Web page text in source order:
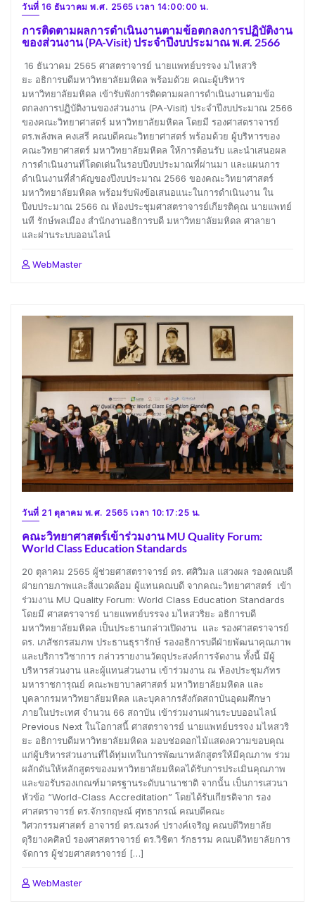
วันที่ 16 ธันวาคม พ.ศ. 2565 เวลา 14:00:00 น.
การติดตามผลการดำเนินงานตามข้อตกลงการปฏิบัติงาน
ของส่วนงาน (PA-Visit) ประจำปีงบประมาณ พ.ศ. 2566
16 ธันวาคม 2565 ศาสตราจารย์ นายแพทย์บรรจง มไหสวริ
ยะ อธิการบดีมหาวิทยาลัยมหิดล พร้อมด้วย คณะผู้บริหาร
มหาวิทยาลัยมหิดล เข้ารับฟังการติดตามผลการดำเนินงานตามข้อ
ตกลงการปฏิบัติงานของส่วนงาน (PA-Visit) ประจำปีงบประมาณ 2566
ของคณะวิทยาศาสตร์ มหาวิทยาลัยมหิดล โดยมี รองศาสตราจารย์
ดร.พลังพล คงเสรี คณบดีคณะวิทยาศาสตร์ พร้อมด้วย ผู้บริหารของ
คณะวิทยาศาสตร์ มหาวิทยาลัยมหิดล ให้การต้อนรับ และนำเสนอผล
การดำเนินงานที่โดดเด่นในรอบปีงบประมาณที่ผ่านมา และแผนการ
ดำเนินงานที่สำคัญของปีงบประมาณ 2566 ของคณะวิทยาศาสตร์
มหาวิทยาลัยมหิดล พร้อมรับฟังข้อเสนอแนะในการดำเนินงาน ใน
ปีงบประมาณ 2566 ณ ห้องประชุมศาสตราจารย์เกียรติคุณ นายแพทย์
นที รักษ์พลเมือง สำนักงานอธิการบดี มหาวิทยาลัยมหิดล ศาลายา
และผ่านระบบออนไลน์
WebMaster
วันที่ 21 ตุลาคม พ.ศ. 2565 เวลา 10:17:25 น.
คณะวิทยาศาสตร์เข้าร่วมงาน MU Quality Forum:
World Class Education Standards
20 ตุลาคม 2565 ผู้ช่วยศาสตราจารย์ ดร. ศศิวิมล แสวงผล รองคณบดี
ฝ่ายกายภาพและสิ่งแวดล้อม ผู้แทนคณบดี จากคณะวิทยาศาสตร์ เข้า
ร่วมงาน MU Quality Forum: World Class Education Standards
โดยมี ศาสตราจารย์ นายแพทย์บรรจง มไหสวริยะ อธิการบดี
มหาวิทยาลัยมหิดล เป็นประธานกล่าวเปิดงาน และ รองศาสตราจารย์
ดร. เภสัชกรสมภพ ประธานธุรารักษ์ รองอธิการบดีฝ่ายพัฒนาคุณภาพ
และบริการวิชาการ กล่าวรายงานวัตถุประสงค์การจัดงาน ทั้งนี้ มีผู้
บริหารส่วนงาน และผู้แทนส่วนงาน เข้าร่วมงาน ณ ห้องประชุมภัทร
มหาราชการุณย์ คณะพยาบาลศาสตร์ มหาวิทยาลัยมหิดล และ
บุคลากรมหาวิทยาลัยมหิดล และบุคลากรสังกัดสถาบันอุดมศึกษา
ภายในประเทศ จำนวน 66 สถาบัน เข้าร่วมงานผ่านระบบออนไลน์
Previous Next ในโอกาสนี้ ศาสตราจารย์ นายแพทย์บรรจง มไหสวริ
ยะ อธิการบดีมหาวิทยาลัยมหิดล มอบช่อดอกไม้แสดงความขอบคุณ
แก่ผู้บริหารส่วนงานที่ได้ทุ่มเทในการพัฒนาหลักสูตรให้มีคุณภาพ ร่วม
ผลักดันให้หลักสูตรของมหาวิทยาลัยมหิดลได้รับการประเมินคุณภาพ
และขอรับรองเกณฑ์มาตรฐานระดับนานาชาติ จากนั้น เป็นการเสวนา
หัวข้อ “World-Class Accreditation” โดยได้รับเกียรติจาก รอง
ศาสตราจารย์ ดร.จักรกฤษณ์ ศุทธากรณ์ คณบดีคณะ
วิศวกรรมศาสตร์ อาจารย์ ดร.ณรงค์ ปรางค์เจริญ คณบดีวิทยาลัย
ดุริยางคศิลป์ รองศาสตราจารย์ ดร.วิชิตา รักธรรม คณบดีวิทยาลัยการ
จัดการ ผู้ช่วยศาสตราจารย์ […]
WebMaster